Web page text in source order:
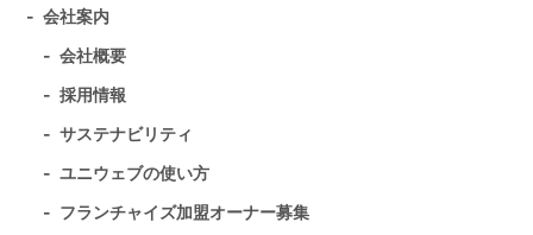
会社案内
会社概要
採用情報
サステナビリティ
ユニウェブの使い方
フランチャイズ加盟オーナー募集